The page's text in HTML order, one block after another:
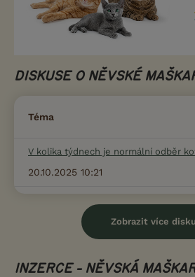
DISKUSE O NĚVSKÉ
Téma
V kolika týdnech je normální odběr
20.10.2025 10:21
Zobrazit více
INZERCE - NĚVSKÁ